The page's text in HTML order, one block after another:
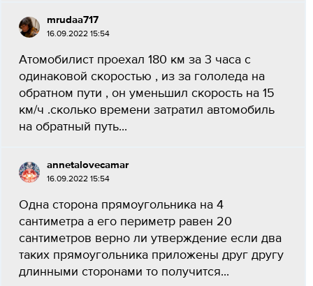
mrudaa717
16.09.2022 15:54
Атомобилист проехал 180 км за 3 часа с
одинаковой скоростью , из за гололеда на
обратном пути , он уменьшил скорость на 15
км/ч .сколько времени затратил автомобиль
на обратный путь...
annetalovecamar
16.09.2022 15:54
Одна сторона прямоугольника на 4
сантиметра а его периметр равен 20
сантиметров верно ли утверждение если два
таких прямоугольника приложены друг другу
длинными сторонами то получится...